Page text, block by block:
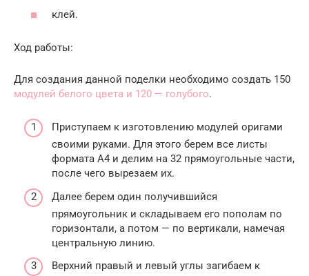
клей.
Ход работы:
Для создания данной поделки необходимо создать 150
модулей белого цвета и 120 — голубого.
Приступаем к изготовлению модулей оригами
своими руками. Для этого берем все листы
формата А4 и делим на 32 прямоугольные части,
после чего вырезаем их.
Далее берем один получившийся
прямоугольник и складываем его пополам по
горизонтали, а потом — по вертикали, намечая
центральную линию.
Верхний правый и левый углы загибаем к